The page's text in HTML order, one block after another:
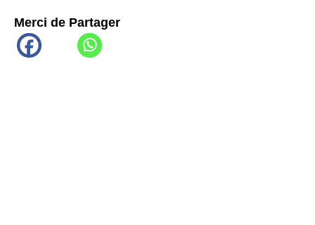
Merci de Partager